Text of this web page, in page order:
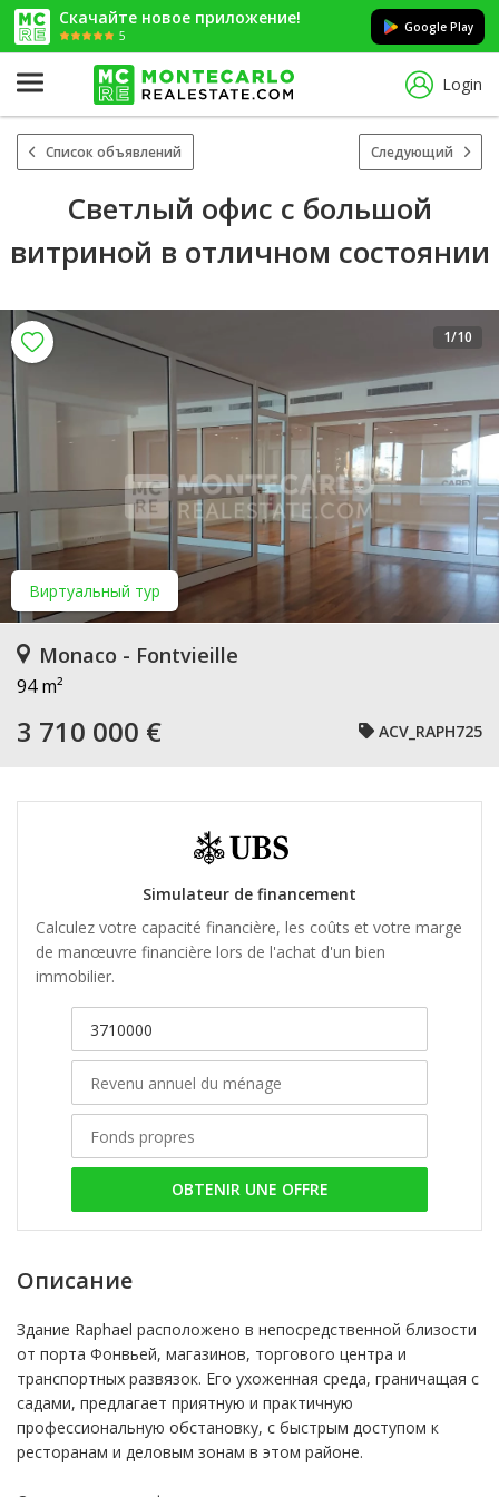
Скачайте новое приложение!
5
Google Play
Login
Список объявлений Следующий
Светлый офис с большой
витриной в отличном состоянии
Виртуальный тур
1/10
Monaco - Fontvieille
94 m²
3 710 000 € ACV_RAPH725
Simulateur de financement
Calculez votre capacité financière, les coûts et votre marge
de manœuvre financière lors de l'achat d'un bien
immobilier.
OBTENIR UNE OFFRE
Описание
Здание Raphael расположено в непосредственной близости
от порта Фонвьей, магазинов, торгового центра и
транспортных развязок. Его ухоженная среда, граничащая с
садами, предлагает приятную и практичную
профессиональную обстановку, с быстрым доступом к
ресторанам и деловым зонам в этом районе.